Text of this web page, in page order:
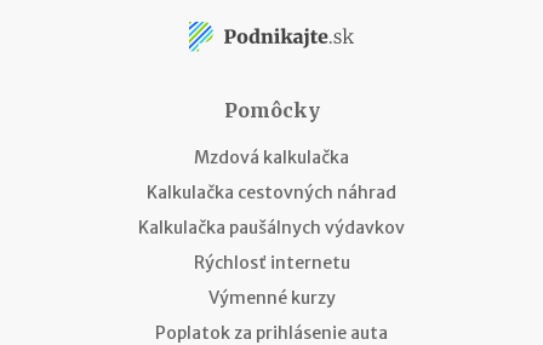
Pomôcky
Mzdová kalkulačka
Kalkulačka cestovných náhrad
Kalkulačka paušálnych výdavkov
Rýchlosť internetu
Výmenné kurzy
Poplatok za prihlásenie auta